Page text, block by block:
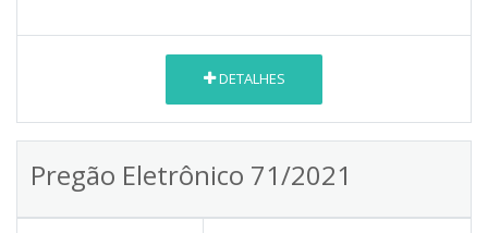
DETALHES
Pregão Eletrônico 71/2021